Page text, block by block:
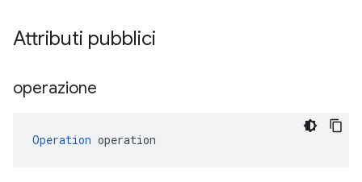
Attributi pubblici
operazione
Operation operation